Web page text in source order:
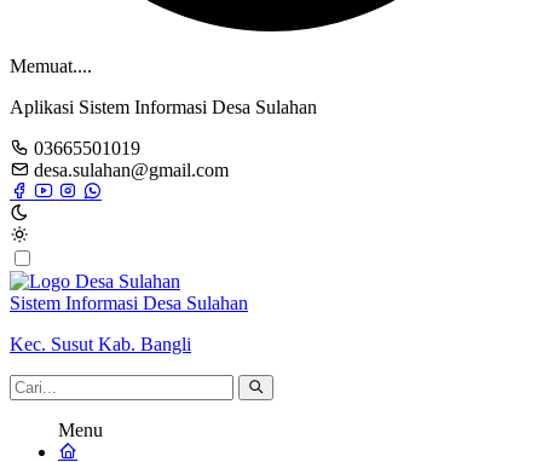
Memuat....
Aplikasi Sistem Informasi Desa Sulahan
03665501019
desa.sulahan@gmail.com
Sistem Informasi Desa Sulahan
Kec. Susut Kab. Bangli
Menu